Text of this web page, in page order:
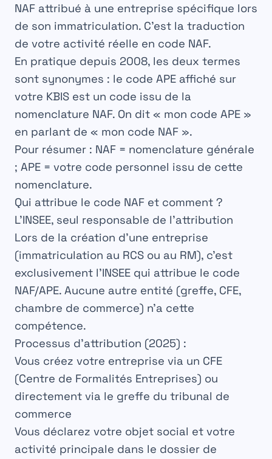
NAF attribué à une entreprise spécifique lors
de son immatriculation. C’est la traduction
de votre activité réelle en code NAF.
En pratique depuis 2008, les deux termes
sont synonymes : le code APE affiché sur
votre KBIS est un code issu de la
nomenclature NAF. On dit « mon code APE »
en parlant de « mon code NAF ».
Pour résumer : NAF = nomenclature générale
; APE = votre code personnel issu de cette
nomenclature.
Qui attribue le code NAF et comment ?
L’INSEE, seul responsable de l’attribution
Lors de la création d’une entreprise
(immatriculation au RCS ou au RM), c’est
exclusivement l’INSEE qui attribue le code
NAF/APE. Aucune autre entité (greffe, CFE,
chambre de commerce) n’a cette
compétence.
Processus d’attribution (2025) :
Vous créez votre entreprise via un CFE
(Centre de Formalités Entreprises) ou
directement via le greffe du tribunal de
commerce
Vous déclarez votre objet social et votre
activité principale dans le dossier de